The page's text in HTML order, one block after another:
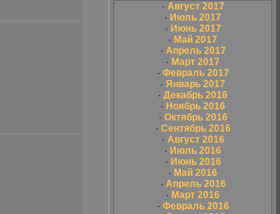
· Август 2017
· Июль 2017
· Июнь 2017
· Май 2017
· Апрель 2017
· Март 2017
· Февраль 2017
· Январь 2017
· Декабрь 2016
· Ноябрь 2016
· Октябрь 2016
· Сентябрь 2016
· Август 2016
· Июль 2016
· Июнь 2016
· Май 2016
· Апрель 2016
· Март 2016
· Февраль 2016